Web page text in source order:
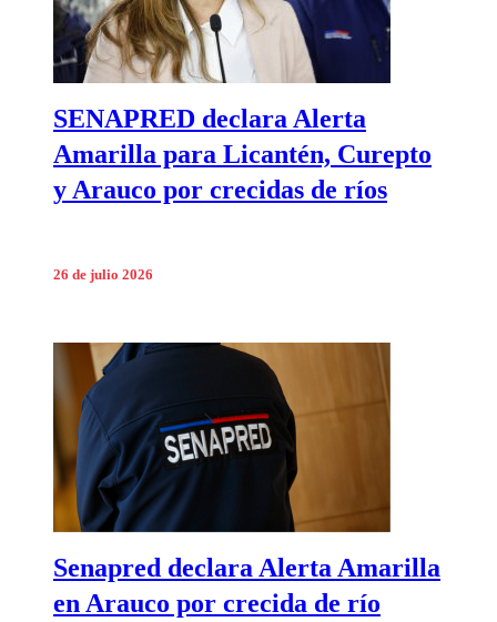
SENAPRED declara Alerta
Amarilla para Licantén, Curepto
y Arauco por crecidas de ríos
26 de julio 2026
Senapred declara Alerta Amarilla
en Arauco por crecida de río